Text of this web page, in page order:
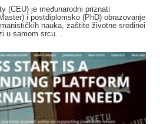
(CEU) je međunarodni priznati
i postdiplomsko (PhD) obrazovanje
nauka, zaštite životne sredinei
u samom srcu…